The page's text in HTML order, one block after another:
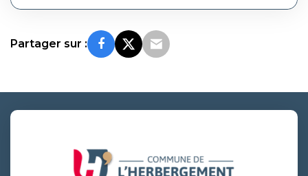
Partager sur :